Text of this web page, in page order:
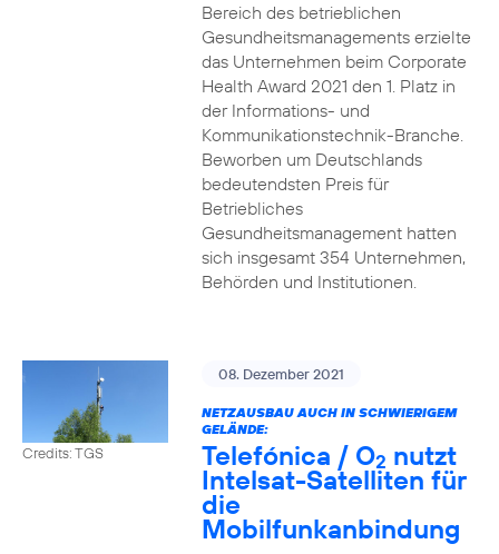
Bereich des betrieblichen
Gesundheitsmanagements erzielte
das Unternehmen beim Corporate
Health Award 2021 den 1. Platz in
der Informations- und
Kommunikationstechnik-Branche.
Beworben um Deutschlands
bedeutendsten Preis für
Betriebliches
Gesundheitsmanagement hatten
sich insgesamt 354 Unternehmen,
Behörden und Institutionen.
Credits: TGS
08. Dezember 2021
NETZAUSBAU AUCH IN SCHWIERIGEM
GELÄNDE:
Telefónica / O2 nutzt
Intelsat-Satelliten für
die
Mobilfunkanbindung